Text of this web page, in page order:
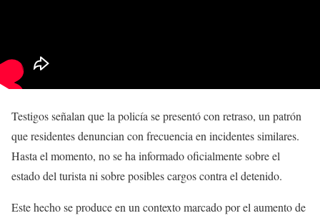
Testigos señalan que la policía se presentó con retraso, un patrón
que residentes denuncian con frecuencia en incidentes similares.
Hasta el momento, no se ha informado oficialmente sobre el
estado del turista ni sobre posibles cargos contra el detenido.
Este hecho se produce en un contexto marcado por el aumento de